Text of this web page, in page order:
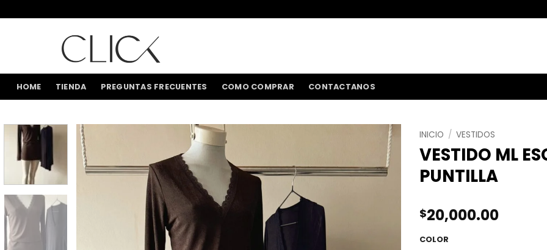
al
ENVÍOS A
HOME TIENDA PREGUNTAS FRECUENTES COMO COMPRAR CONTACTANOS
INICIO / VESTIDOS
VESTIDO ML
PUNTILLA
$20,000.00
COLOR